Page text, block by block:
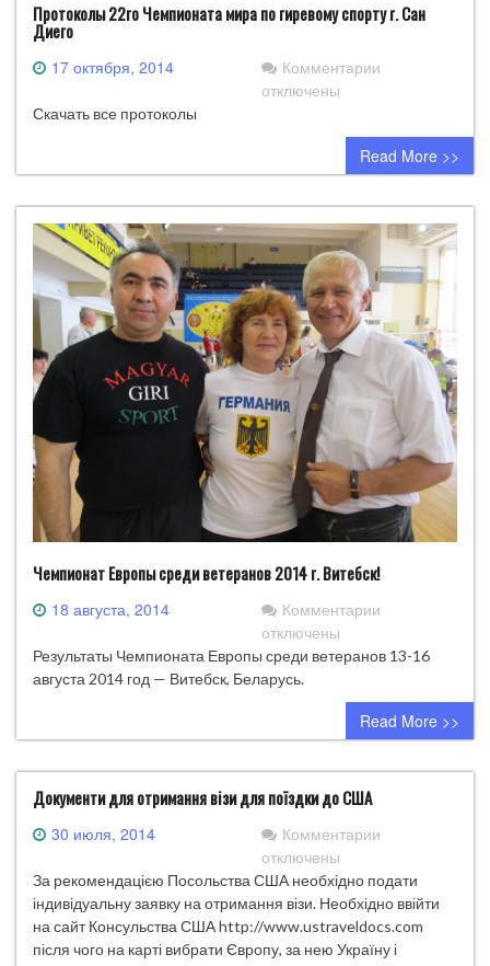
Протоколы 22го Чемпионата мира по гиревому спорту г. Сан
Диего
17 октября, 2014 Комментарии
22го
Чемпионата
мира
по
гиревому
спорту
г.
Диего
отключены
Скачать все протоколы
Read More >>
Чемпионат Европы среди ветеранов 2014 г. Витебск!
18 августа, 2014 Комментарии
Чемпионат
среди
ветеранов
2014
г.
отключены
Результаты Чемпионата Европы среди ветеранов 13-16
августа 2014 год — Витебск, Беларусь.
Read More >>
Документи для отримання візи для поїздки до США
30 июля, 2014 Комментарии
Документи
для
отримання
візи
отключены
За рекомендацією Посольства США необхідно подати
індивідуальну заявку на отримання візи. Необхідно ввійти
на сайт Консульства США http://www.ustraveldocs.com
після чого на карті вибрати Європу, за нею Україну і